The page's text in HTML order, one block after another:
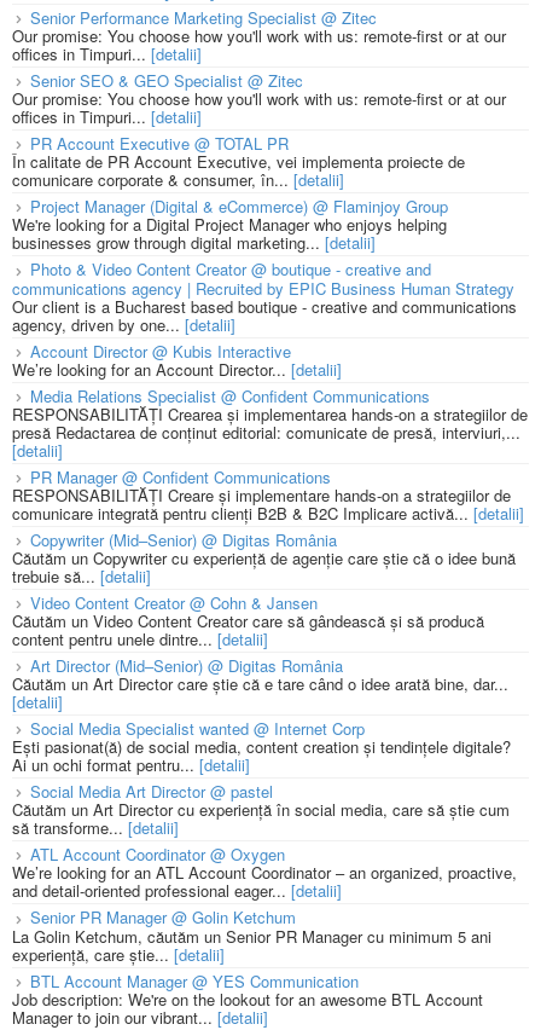
Senior Performance Marketing Specialist @ Zitec
Our promise: You choose how you'll work with us: remote-first or at our
offices in Timpuri... [detalii]
Senior SEO & GEO Specialist @ Zitec
Our promise: You choose how you'll work with us: remote-first or at our
offices in Timpuri... [detalii]
PR Account Executive @ TOTAL PR
În calitate de PR Account Executive, vei implementa proiecte de
comunicare corporate & consumer, în... [detalii]
Project Manager (Digital & eCommerce) @ Flaminjoy Group
We're looking for a Digital Project Manager who enjoys helping
businesses grow through digital marketing... [detalii]
Photo & Video Content Creator @ boutique - creative and
communications agency | Recruited by EPIC Business Human Strategy
Our client is a Bucharest based boutique - creative and communications
agency, driven by one... [detalii]
Account Director @ Kubis Interactive
We’re looking for an Account Director... [detalii]
Media Relations Specialist @ Confident Communications
RESPONSABILITĂȚI Crearea și implementarea hands-on a strategiilor de
presă Redactarea de conținut editorial: comunicate de presă, interviuri,...
[detalii]
PR Manager @ Confident Communications
RESPONSABILITĂȚI Creare și implementare hands-on a strategiilor de
comunicare integrată pentru clienți B2B & B2C Implicare activă... [detalii]
Copywriter (Mid–Senior) @ Digitas România
Căutăm un Copywriter cu experiență de agenție care știe că o idee bună
trebuie să... [detalii]
Video Content Creator @ Cohn & Jansen
Căutăm un Video Content Creator care să gândească și să producă
content pentru unele dintre... [detalii]
Art Director (Mid–Senior) @ Digitas România
Căutăm un Art Director care știe că e tare când o idee arată bine, dar...
[detalii]
Social Media Specialist wanted @ Internet Corp
Ești pasionat(ă) de social media, content creation și tendințele digitale?
Ai un ochi format pentru... [detalii]
Social Media Art Director @ pastel
Căutăm un Art Director cu experiență în social media, care să știe cum
să transforme... [detalii]
ATL Account Coordinator @ Oxygen
We’re looking for an ATL Account Coordinator – an organized, proactive,
and detail-oriented professional eager... [detalii]
Senior PR Manager @ Golin Ketchum
La Golin Ketchum, căutăm un Senior PR Manager cu minimum 5 ani
experiență, care știe... [detalii]
BTL Account Manager @ YES Communication
Job description: We're on the lookout for an awesome BTL Account
Manager to join our vibrant... [detalii]